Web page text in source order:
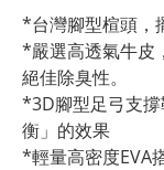
*台灣腳型楦頭，
*嚴選高透氣牛皮
絕佳除臭性。
*3D腳型足弓支
衡」的效果
*輕量高密度EVA